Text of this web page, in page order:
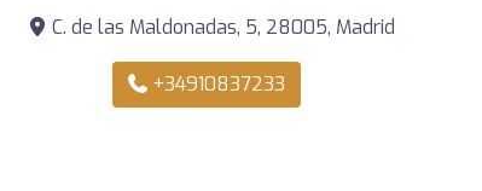
C. de las Maldonadas, 5, 28005, Madrid
+34910837233